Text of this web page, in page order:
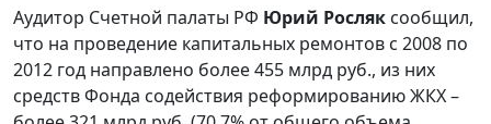
Аудитор Счетной палаты РФ Юрий Росляк сообщил,
что на проведение капитальных ремонтов с 2008 по
2012 год направлено более 455 млрд руб., из них
средств Фонда содействия реформированию ЖКХ –